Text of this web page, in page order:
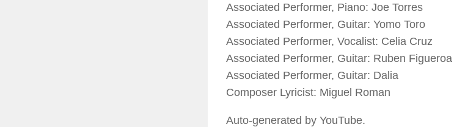
Associated Performer, Piano: Joe Torres
Associated Performer, Guitar: Yomo Toro
Associated Performer, Vocalist: Celia Cruz
Associated Performer, Guitar: Ruben Figueroa
Associated Performer, Guitar: Dalia
Composer Lyricist: Miguel Roman
Auto-generated by YouTube.